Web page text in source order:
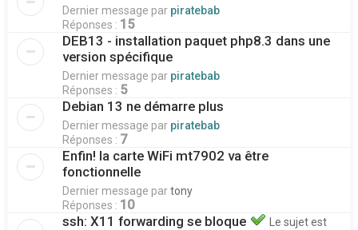
Dernier message par piratebab
Réponses : 15
DEB13 - installation paquet php8.3 dans une
version spécifique
Dernier message par piratebab
Réponses : 5
Debian 13 ne démarre plus
Dernier message par piratebab
Réponses : 7
Enfin! la carte WiFi mt7902 va être
fonctionnelle
Dernier message partony
Réponses : 10
ssh: X11 forwarding se bloque
Le sujet est